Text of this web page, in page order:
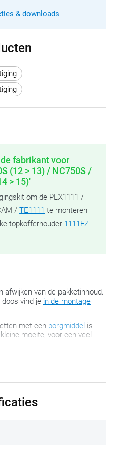
& downloads
fabrikant voor
(12 > 13) / NC750S /
> 15)'
om de PLX1111 /
/ TE1111 te monteren
topkofferhouder 1111FZ
afwijken van de pakketinhoud.
doos vind je in de montage
met een borgmiddel is
moeite, voor een veel
monteren in combinatie met
op GIVI